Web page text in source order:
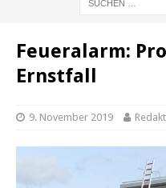
Feueralarm:
Ernstfall
9. November 2019